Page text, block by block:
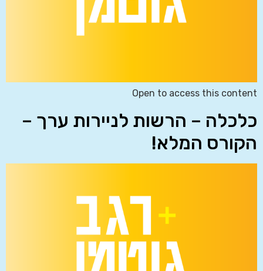
Open to access this content
כלכלה – הרשות לניירות ערך –
הקורס המלא!